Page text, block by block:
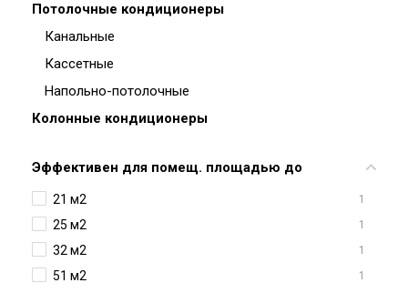
Потолочные кондиционеры
Канальные
Кассетные
Напольно-потолочные
Колонные кондиционеры
Эффективен для помещ. площадью до
21 м2 1
25 м2 1
32 м2 1
51 м2 1